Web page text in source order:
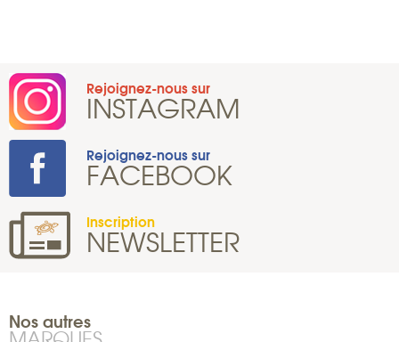
Rejoignez-nous sur
INSTAGRAM
Rejoignez-nous sur
FACEBOOK
Inscription
NEWSLETTER
Nos autres